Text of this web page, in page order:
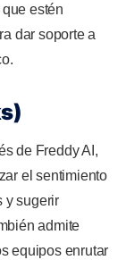
estén
dar soporte a
de Freddy AI,
el sentimiento
y sugerir
admite
equipos enrutar